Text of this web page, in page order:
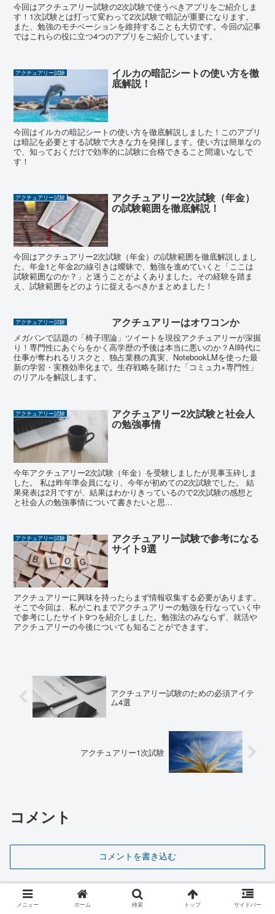
今回はアクチュアリー試験の2次試験で使うべきアプリをご紹介しま
す！1次試験とは打って変わって2次試験で暗記が重要になります。
また、勉強のモチベーションを維持することも大切です。今回の記事
ではこれらの役に立つ4つのアプリをご紹介しています。
アクチュアリー試験 イルカの暗記シートの使い方を徹
底解説！
今回はイルカの暗記シートの使い方を徹底解説しました！このアプリ
は暗記を必要とする試験で大きな力を発揮します。使い方は簡単なの
で、知っておくだけで効率的に試験に合格できること間違いなしで
す！
アクチュアリー試験 アクチュアリー2次試験（年金）
の試験範囲を徹底解説！
今回はアクチュアリー2次試験（年金）の試験範囲を徹底解説しまし
た。年金1と年金2の線引きは曖昧で、勉強を進めていくと「ここは
試験範囲なのか？」と迷うことがよくありました。その経験を踏ま
え、試験範囲をどのように捉えるべきかまとめました！
アクチュアリー試験 アクチュアリーはオワコンか
メガバンで話題の「椅子理論」ツイートを現役アクチュアリーが深掘
り！専門性にあぐらをかく高学歴の予後は本当に悪いのか？AI時代に
仕事が奪われるリスクと、独占業務の真実、NotebookLMを使った最
新の学習・実務効率化まで。生存戦略を賭けた「コミュ力×専門性」
のリアルを解説します。
アクチュアリー試験 アクチュアリー2次試験と社会人
の勉強事情
今年アクチュアリー2次試験（年金）を受験しましたが見事玉砕しま
した。 私は昨年準会員になり、今年が初めての2次試験でした。 結
果発表は2月ですが、結果はわかりきっているので2次試験の感想と
と社会人の勉強事情について書きたいと思...
アクチュアリー試験 アクチュアリー試験で参考になる
サイト9選
アクチュアリーに興味を持ったらまず情報収集する必要があります。
そこで今回は、私がこれまでアクチュアリーの勉強を行なっていく中
で参考にしたサイト9つを紹介しました。勉強法のみならず、就活や
アクチュアリーの今後についても知ることができます。
アクチュアリー試験のための必須アイテ
ム4選
アクチュアリー1次試験
コメント
コメントを書き込む
ホーム アクチュアリー試験
メニュー ホーム 検索 トップ サイドバー